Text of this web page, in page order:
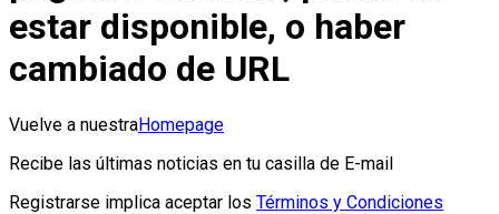
estar disponible, o haber
cambiado de URL
Vuelve a nuestraHomepage
Recibe las últimas noticias en tu casilla de E-mail
Registrarse implica aceptar los Términos y Condiciones